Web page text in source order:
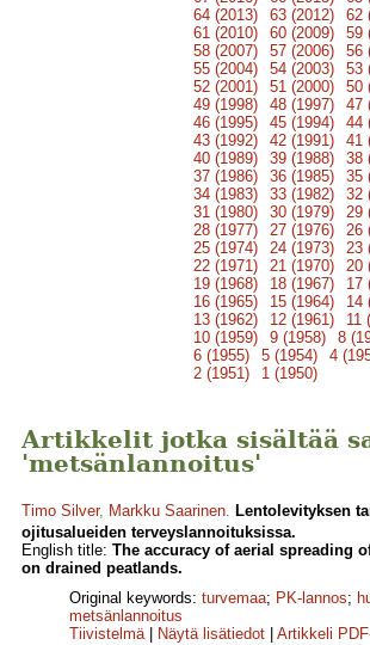
64 (2013)
63 (2012)
62
61 (2010)
60 (2009)
59
58 (2007)
57 (2006)
56
55 (2004)
54 (2003)
53
52 (2001)
51 (2000)
50
49 (1998)
48 (1997)
47
46 (1995)
45 (1994)
44
43 (1992)
42 (1991)
41
40 (1989)
39 (1988)
38
37 (1986)
36 (1985)
35
34 (1983)
33 (1982)
32
31 (1980)
30 (1979)
29
28 (1977)
27 (1976)
26
25 (1974)
24 (1973)
23
22 (1971)
21 (1970)
20
19 (1968)
18 (1967)
17
16 (1965)
15 (1964)
14
13 (1962)
12 (1961)
11
10 (1959)
9 (1958) 8
6 (1955)
5 (1954) 4
2 (1951)
1 (1950)
Artikkelit jotka sisältää
'metsänlannoitus'
Timo Silver, Markku Saarinen. Lentolevityksen
ojitusalueiden terveyslannoituksissa.
English title: The accuracy of aerial spreading
on drained peatlands.
Original keywords: turvemaa; PK-lannos;
metsänlannoitus
Tiivistelmä| Näytä lisätiedot Artikkeli